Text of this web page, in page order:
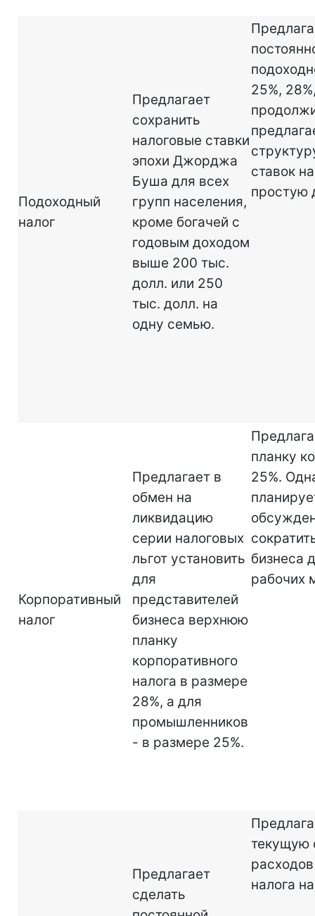
Подоходный
налог
Предлагает
сохранить
налоговые ставки
эпохи Джорджа
Буша для всех
групп населения,
кроме богачей с
годовым доходом
выше 200 тыс.
долл. или 250
тыс. долл. на
одну семью.
25%,
ставок
простую
Корпоративный
налог
Предлагает в
обмен на
ликвидацию
серии налоговых
льгот установить
для
представителей
бизнеса верхнюю
планку
корпоративного
налога в размере
28%, а для
промышленников
- в размере 25%.
планку
25%.
бизнеса
рабочих
Предлагает
сделать
текущую
налога